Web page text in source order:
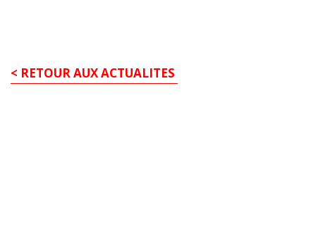
< RETOUR AUX ACTUALITES